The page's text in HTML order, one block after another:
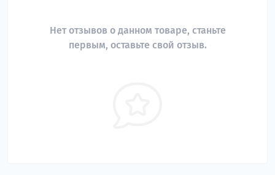
Нет отзывов о данном товаре, станьте
первым, оставьте свой отзыв.